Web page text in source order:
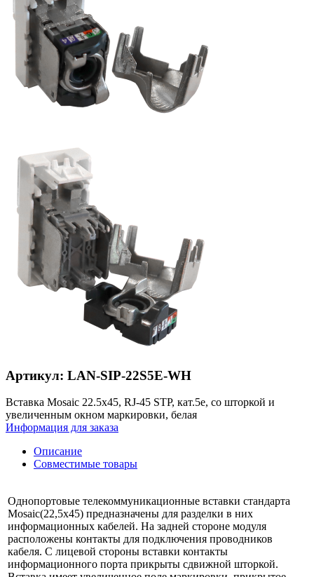
Артикул: LAN-SIP-22S5E-WH
Вставка Mosaic 22.5x45, RJ-45 STP, кат.5e, со шторкой и
увеличенным окном маркировки, белая
Информация для заказа
Описание
Совместимые товары
Однопортовые телекоммуникационные вставки стандарта
Mosaic(22,5х45) предназначены для разделки в них
информационных кабелей. На задней стороне модуля
расположены контакты для подключения проводников
кабеля. С лицевой стороны вставки контакты
информационного порта прикрыты сдвижной шторкой.